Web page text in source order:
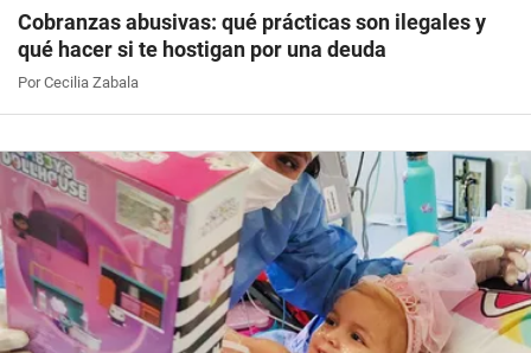
Cobranzas abusivas: qué prácticas son ilegales y
qué hacer si te hostigan por una deuda
Por Cecilia Zabala